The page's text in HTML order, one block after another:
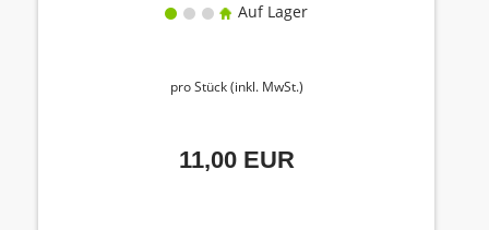
Auf Lager
pro Stück (inkl. MwSt.)
11,00 EUR